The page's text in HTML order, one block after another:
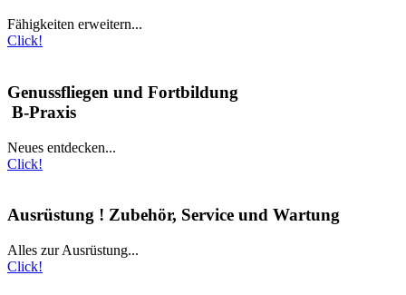
Fähigkeiten erweitern...
Click!
Genussfliegen und Fortbildung
B-Praxis
Neues entdecken...
Click!
Ausrüstung ! Zubehör, Service und Wartung
Alles zur Ausrüstung...
Click!